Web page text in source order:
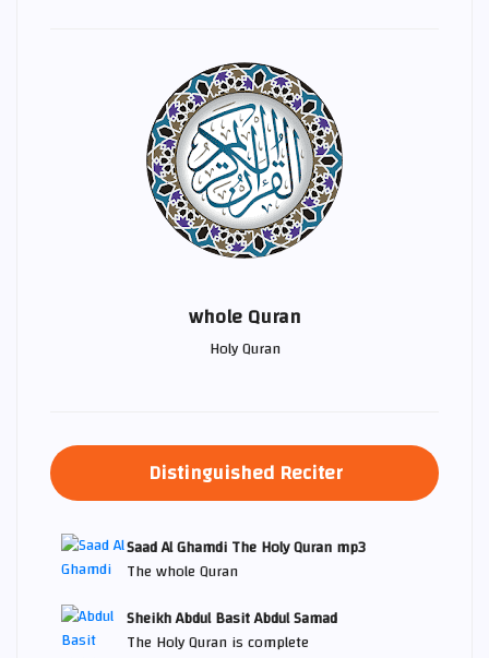
whole Quran
Holy Quran
Distinguished Reciter
Saad Al Ghamdi The Holy Quran mp3
The whole Quran
Sheikh Abdul Basit Abdul Samad
The Holy Quran is complete